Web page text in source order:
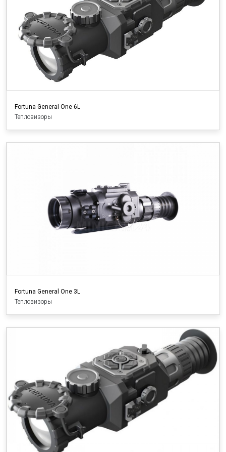
Fortuna General One 6L
Тепловизоры
Fortuna General One 3L
Тепловизоры